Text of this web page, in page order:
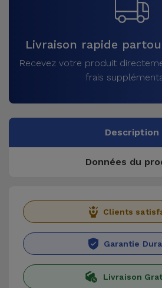
Livraison rapide
Recevez votre produit
frais
Description
Données du
Clients
Garantie
Livraison